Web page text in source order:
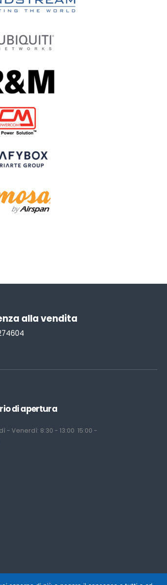
alla vendita
di apertura
- Venerdì: 8:30 - 13:00 15:00 -